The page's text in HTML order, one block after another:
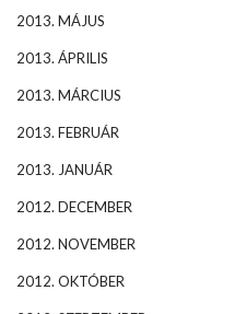
2013. MÁJUS
2013. ÁPRILIS
2013. MÁRCIUS
2013. FEBRUÁR
2013. JANUÁR
2012. DECEMBER
2012. NOVEMBER
2012. OKTÓBER